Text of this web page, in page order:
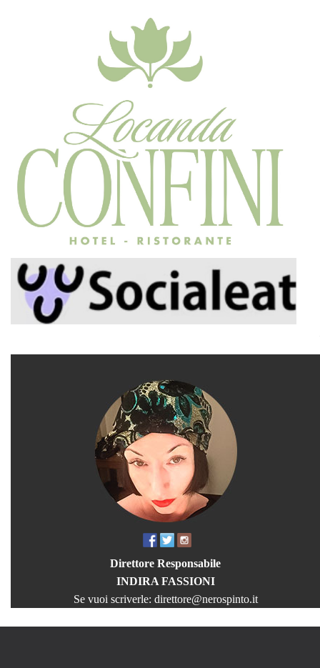
Direttore Responsabile
INDIRA FASSIONI
Se vuoi scriverle: direttore@nerospinto.it